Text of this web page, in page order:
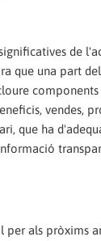
de
que una part
vendes,
que ha
als pròxims